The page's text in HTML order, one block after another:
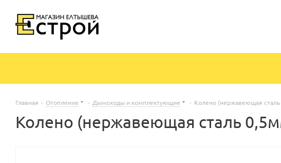
Главная - Отопление - Дымоходы и комплектующие - Колено (нержавеющая
Колено (нержавеющая сталь